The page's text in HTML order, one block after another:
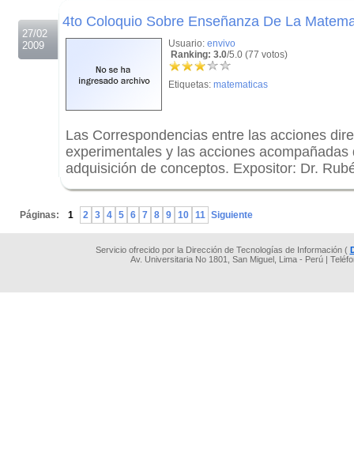
27/02
2009
4to Coloquio Sobre Enseñanza De La
Usuario: envivo
Ranking: 3.0/5.0 (77 votos)
Etiquetas: matematicas
Las Correspondencias entre las acciones
experimentales y las acciones
adquisición de conceptos. Expositor: Dr.
Páginas: 1 2 3 4 5 6 7 8 9 10 11 Siguiente
Servicio ofrecido por la Dirección de Tecnologías de Información (
Av. Universitaria No 1801, San Miguel, Lima - Perú |